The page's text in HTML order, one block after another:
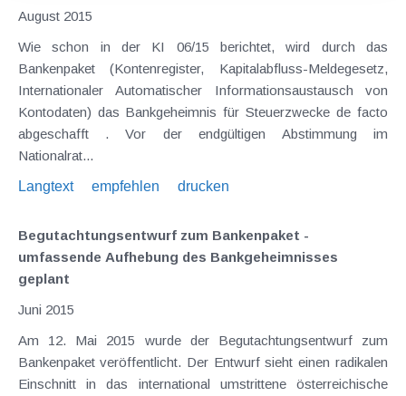
August 2015
Wie schon in der KI 06/15 berichtet, wird durch das
Bankenpaket (Kontenregister, Kapitalabfluss-Meldegesetz,
Internationaler Automatischer Informationsaustausch von
Kontodaten) das Bankgeheimnis für Steuerzwecke de facto
abgeschafft . Vor der endgültigen Abstimmung im
Nationalrat...
Langtext
empfehlen drucken
Begutachtungsentwurf zum Bankenpaket -
umfassende Aufhebung des Bankgeheimnisses
geplant
Juni 2015
Am 12. Mai 2015 wurde der Begutachtungsentwurf zum
Bankenpaket veröffentlicht. Der Entwurf sieht einen radikalen
Einschnitt in das international umstrittene österreichische